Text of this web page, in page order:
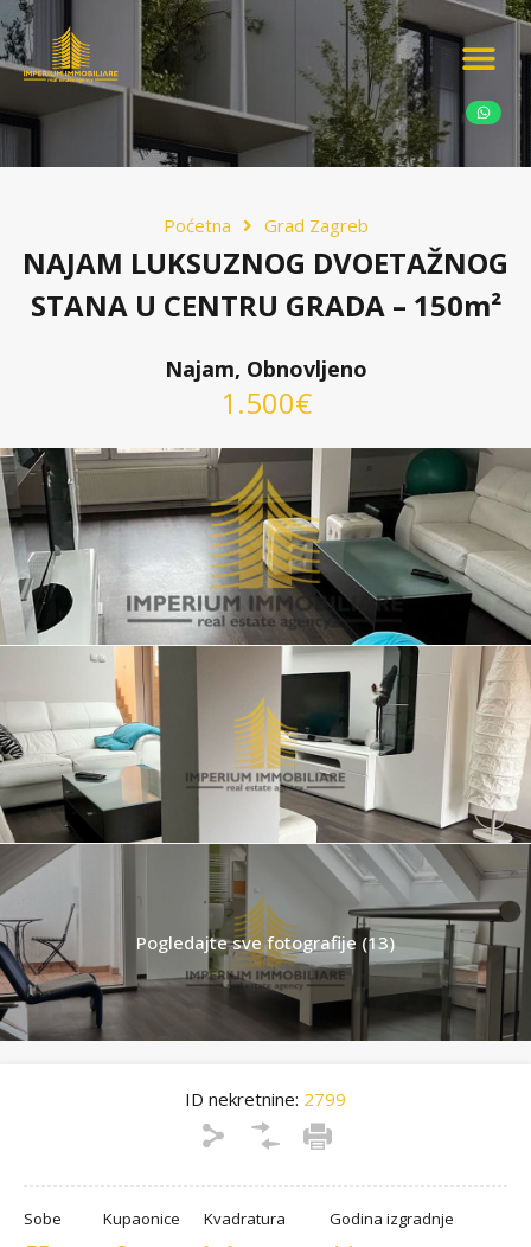
Poćetna Grad Zagreb
NAJAM LUKSUZNOG DVOETAŽNOG
STANA U CENTRU GRADA – 150m²
Najam, Obnovljeno
1.500€
Pogledajte sve fotografije (13)
ID nekretnine: 2799
Sobe Kupaonice Kvadratura Godina izgradnje